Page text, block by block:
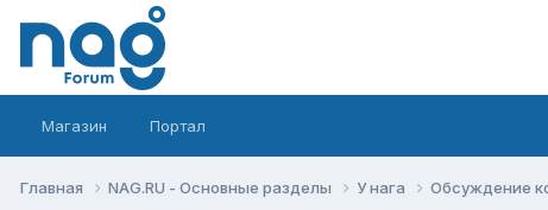
Магазин Портал
Главная NAG.RU - Основные разделы У нага Обсуждение